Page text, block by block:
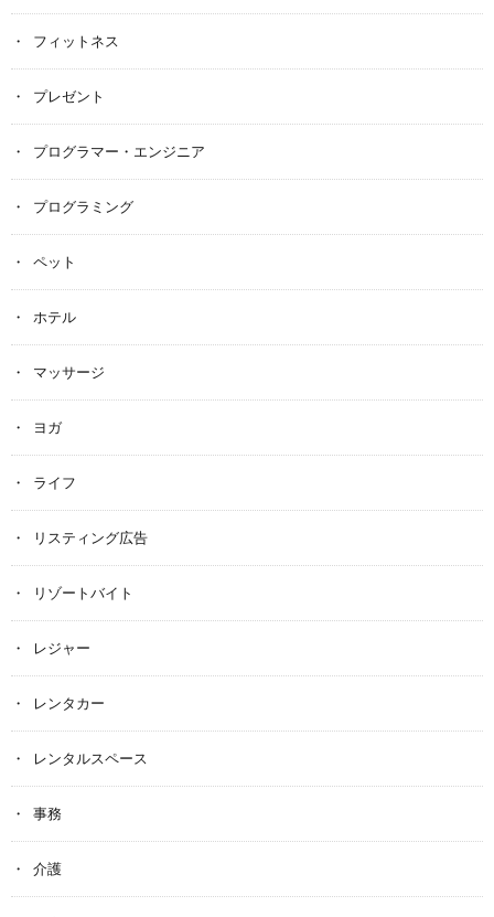
フィットネス
プレゼント
プログラマー・エンジニア
プログラミング
ペット
ホテル
マッサージ
ヨガ
ライフ
リスティング広告
リゾートバイト
レジャー
レンタカー
レンタルスペース
事務
介護